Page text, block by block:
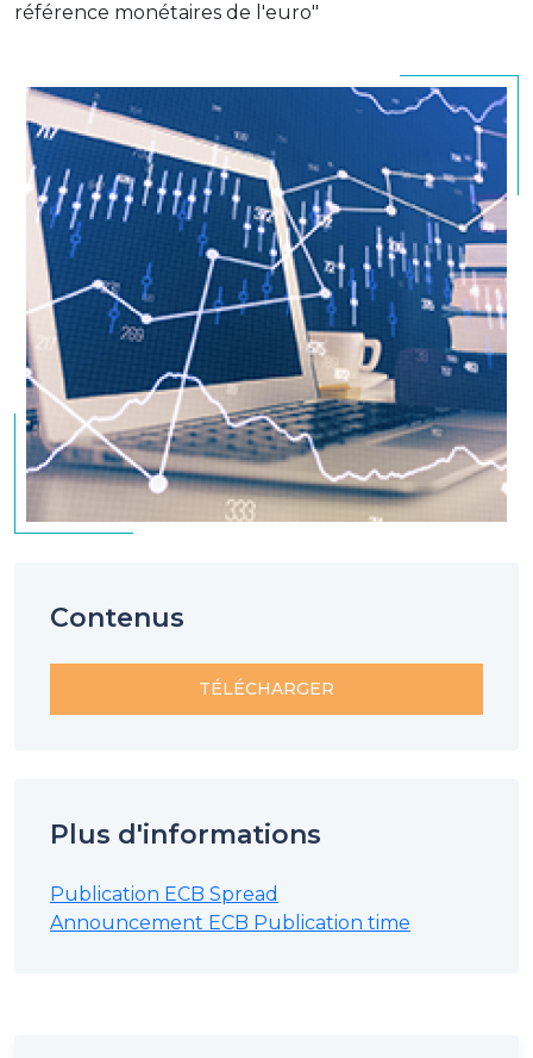
référence monétaires de l'euro"
Contenus
Plus d'informations
Publication ECB Spread
Announcement ECB Publication time